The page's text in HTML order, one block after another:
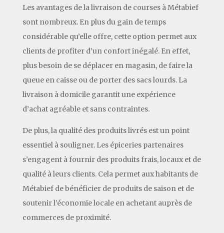
Les avantages de la livraison de courses à Métabief
sont nombreux. En plus du gain de temps
considérable qu’elle offre, cette option permet aux
clients de profiter d’un confort inégalé. En effet,
plus besoin de se déplacer en magasin, de faire la
queue en caisse ou de porter des sacs lourds. La
livraison à domicile garantit une expérience
d’achat agréable et sans contraintes.
De plus, la qualité des produits livrés est un point
essentiel à souligner. Les épiceries partenaires
s’engagent à fournir des produits frais, locaux et de
qualité à leurs clients. Cela permet aux habitants de
Métabief de bénéficier de produits de saison et de
soutenir l’économie locale en achetant auprès de
commerces de proximité.